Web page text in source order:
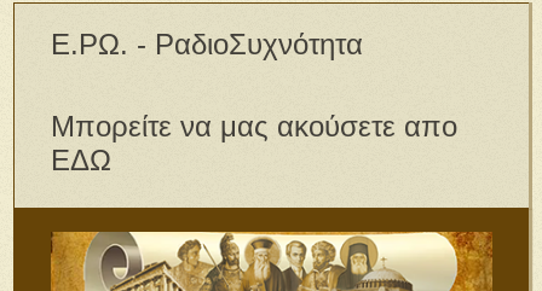
Ε.ΡΩ. - ΡαδιοΣυχνότητα
Μπορείτε να μας ακούσετε απο
ΕΔΩ